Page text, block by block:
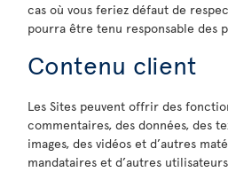
cas où vous feriez défaut de
pourra être tenu responsable des
Contenu client
Les Sites peuvent offrir des
commentaires, des données, des
images, des vidéos et d’autres
mandataires et d’autres